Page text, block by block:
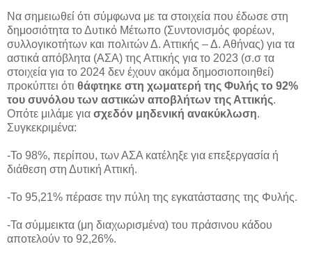
Να σημειωθεί ότι σύμφωνα με τα στοιχεία που έδωσε στη
δημοσιότητα το Δυτικό Μέτωπο (Συντονισμός φορέων,
συλλογικοτήτων και πολιτών Δ. Αττικής – Δ. Αθήνας) για τα
αστικά απόβλητα (ΑΣΑ) της Αττικής για το 2023 (σ.σ τα
στοιχεία για το 2024 δεν έχουν ακόμα δημοσιοποιηθεί)
προκύπτει ότι θάφτηκε στη χωματερή της Φυλής το 92%
του συνόλου των αστικών αποβλήτων της Αττικής.
Οπότε μιλάμε για σχεδόν μηδενική ανακύκλωση.
Συγκεκριμένα:
-Το 98%, περίπου, των ΑΣΑ κατέληξε για επεξεργασία ή
διάθεση στη Δυτική Αττική.
-Το 95,21% πέρασε την πύλη της εγκατάστασης της Φυλής.
-Τα σύμμεικτα (μη διαχωρισμένα) του πράσινου κάδου
αποτελούν το 92,26%.